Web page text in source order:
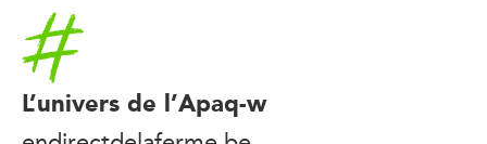
Accueil
L’univers de l’Apaq-w